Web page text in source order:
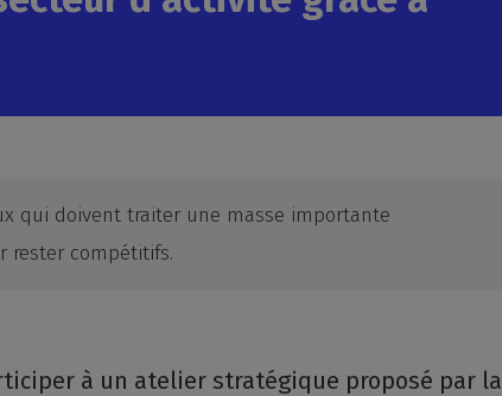
qui doivent traiter une masse importante
rester compétitifs.
à un atelier stratégique proposé par la